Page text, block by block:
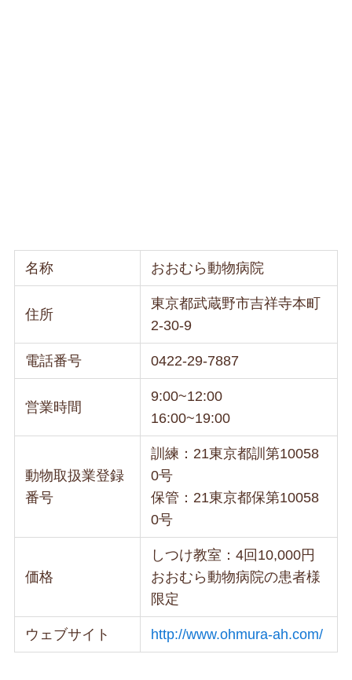
名称 おおむら動物病院
住所
東京都武蔵野市吉祥寺本町
2-30-9
電話番号 0422-29-7887
営業時間
9:00~12:00
16:00~19:00
動物取扱業登録
番号
訓練：21東京都訓第10058
0号
保管：21東京都保第10058
0号
価格
しつけ教室：4回10,000円
おおむら動物病院の患者様
限定
ウェブサイト http://www.ohmura-ah.com/